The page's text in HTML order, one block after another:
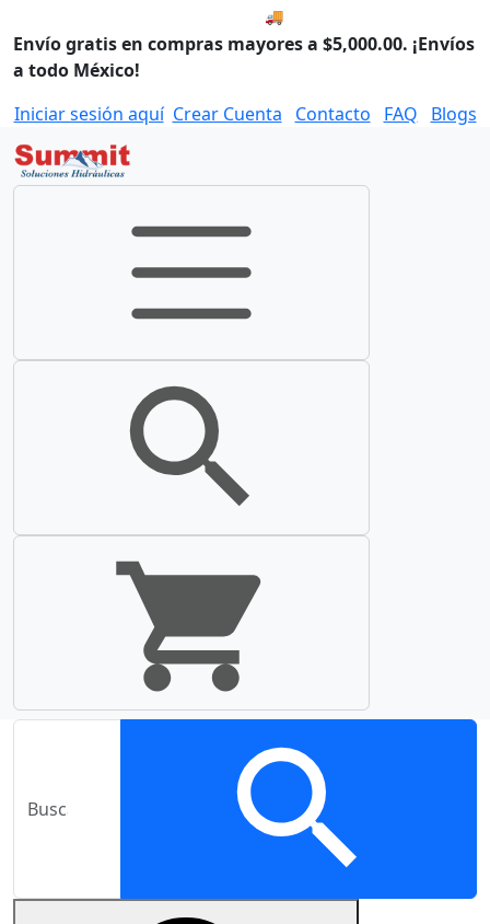
🚚 Envío el Lunes, 10 de
Envío gratis en compras mayores a $5,000.00. ¡Envíos
a todo México!
Iniciar sesión aquí Crear Cuenta Contacto FAQ Blogs